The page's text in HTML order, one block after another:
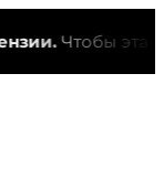
Чтобы эта